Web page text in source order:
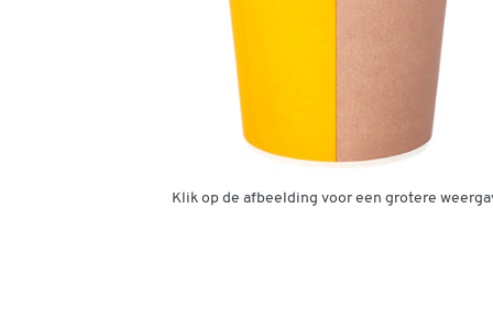
Klik op de afbeelding voor een grotere